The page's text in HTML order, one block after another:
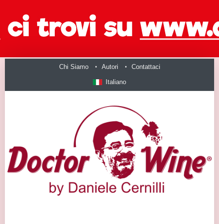
Chi Siamo Autori Contattaci
Italiano